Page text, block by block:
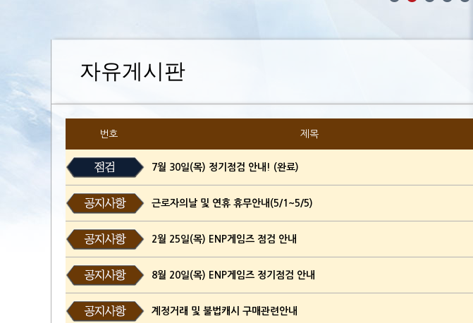
자유게시판
번호 제목
7월 30일(목) 정기점검 안내! (완료)
근로자의날 및 연휴 휴무안내(5/1~5/5)
2월 25일(목) ENP게임즈 점검 안내
8월 20일(목) ENP게임즈 정기점검 안내
계정거래 및 불법캐시 구매관련안내